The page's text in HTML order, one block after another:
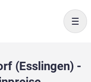
(Esslingen) -